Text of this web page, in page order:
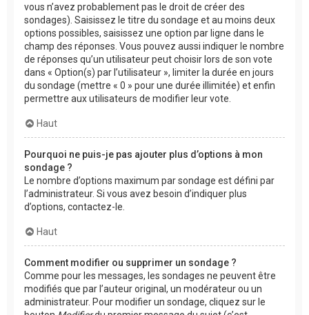
vous n’avez probablement pas le droit de créer des
sondages). Saisissez le titre du sondage et au moins deux
options possibles, saisissez une option par ligne dans le
champ des réponses. Vous pouvez aussi indiquer le nombre
de réponses qu’un utilisateur peut choisir lors de son vote
dans « Option(s) par l’utilisateur », limiter la durée en jours
du sondage (mettre « 0 » pour une durée illimitée) et enfin
permettre aux utilisateurs de modifier leur vote.
Haut
Pourquoi ne puis-je pas ajouter plus d’options à mon
sondage ?
Le nombre d’options maximum par sondage est défini par
l’administrateur. Si vous avez besoin d’indiquer plus
d’options, contactez-le.
Haut
Comment modifier ou supprimer un sondage ?
Comme pour les messages, les sondages ne peuvent être
modifiés que par l’auteur original, un modérateur ou un
administrateur. Pour modifier un sondage, cliquez sur le